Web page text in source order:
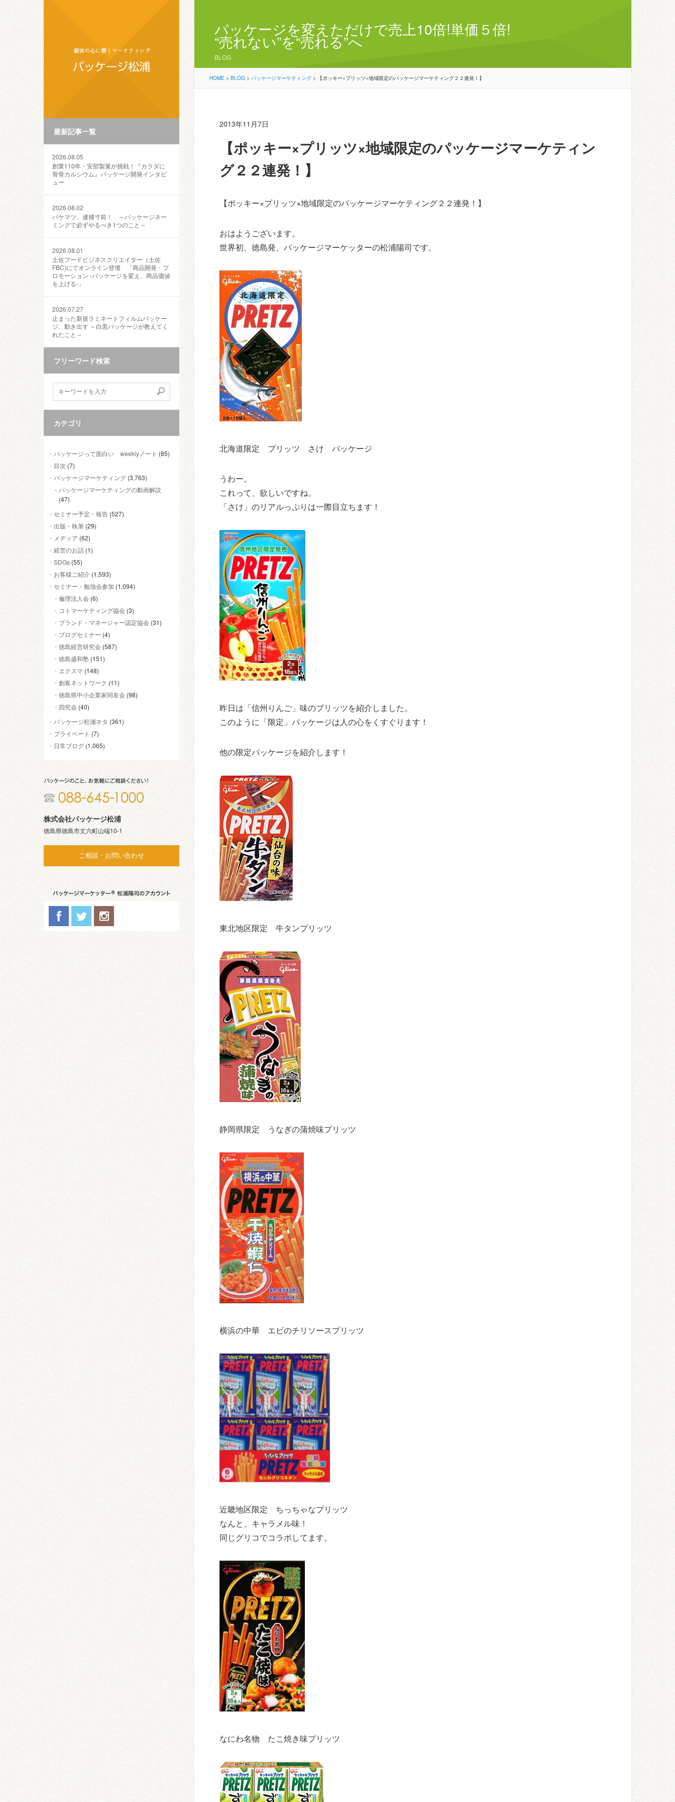
最新記事一覧
2026.08.05
創業110年・安部製菓が挑戦！『カラダに
骨骨カルシウム』パッケージ開発インタビ
ュー
2026.08.02
パケマツ、逮捕寸前！ ～パッケージネー
ミングで必ずやるべき1つのこと～
2026.08.01
土佐フードビジネスクリエイター（土佐
FBC)にてオンライン登壇 「商品開発・プ
ロモーション ‐パッケージを変え、商品価値
を上げる‐」
2026.07.27
止まった新規ラミネートフィルムパッケー
ジ、動き出す ～白黒パッケージが教えてく
れたこと～
フリーワード検索
カテゴリ
パッケージって面白い weeklyノート (85)
目次 (7)
パッケージマーケティング (3,763)
パッケージマーケティングの動画解説
(47)
セミナー予定・報告 (527)
出版・執筆 (29)
メディア (62)
経営のお話 (1)
SDGs (55)
お客様ご紹介 (1,593)
セミナー・勉強会参加 (1,094)
倫理法人会 (6)
コトマーケティング協会 (3)
ブランド・マネージャー認定協会 (31)
ブログセミナー (4)
徳島経営研究会 (587)
徳島盛和塾 (151)
エクスマ (148)
創客ネットワーク (11)
徳島県中小企業家同友会 (98)
四究会 (40)
パッケージ松浦ネタ (361)
プライベート (7)
日常ブログ (1,065)
株式会社パッケージ松浦
徳島県徳島市丈六町山端10-1
ご相談・お問い合わせ
パッケージを変えただけで売上10倍!単価５倍!
“売れない”を“売れる”へ
BLOG
HOME > BLOG > パッケージマーケティング > 【ポッキー×プリッツ×地域限定のパッケージマーケティング２２連発！】
2013年11月7日
【ポッキー×プリッツ×地域限定のパッケージマーケティン
グ２２連発！】
【ポッキー×プリッツ×地域限定のパッケージマーケティング２２連発！】
おはようございます。
世界初、徳島発、パッケージマーケッターの松浦陽司です。
北海道限定 プリッツ さけ パッケージ
うわー。
これって、欲しいですね。
「さけ」のリアルっぷりは一際目立ちます！
昨日は「信州りんご」味のプリッツを紹介しました。
このように「限定」パッケージは人の心をくすぐります！
他の限定パッケージを紹介します！
東北地区限定 牛タンプリッツ
静岡県限定 うなぎの蒲焼味プリッツ
横浜の中華 エビのチリソースプリッツ
近畿地区限定 ちっちゃなプリッツ
なんと、キャラメル味！
同じグリコでコラボしてます。
なにわ名物 たこ焼き味プリッツ